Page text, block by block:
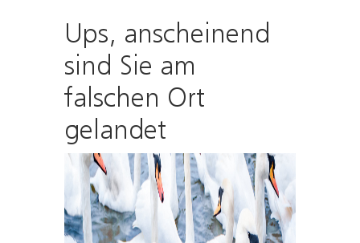
Ups, anscheinend
sind Sie am
falschen Ort
gelandet